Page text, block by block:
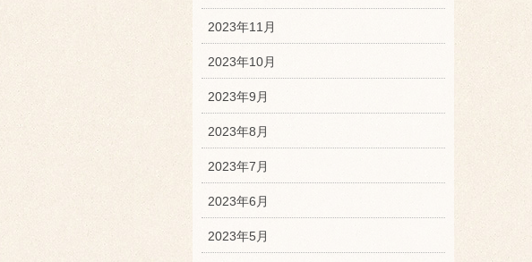
2023年11月
2023年10月
2023年9月
2023年8月
2023年7月
2023年6月
2023年5月